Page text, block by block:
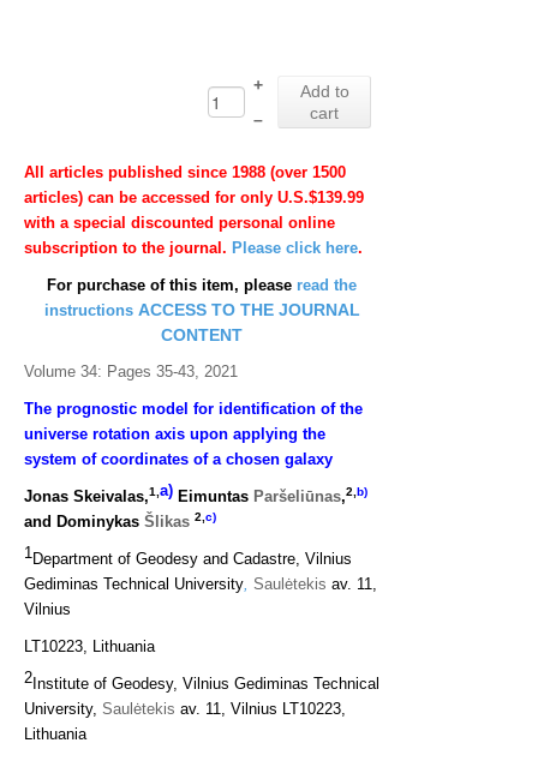
+
Add to
cart
–
All articles published since 1988 (over 1500
articles) can be accessed for only U.S.$139.99
with a special discounted personal online
subscription to the journal. Please click here.
For purchase of this item, please read the
instructions ACCESS TO THE JOURNAL
CONTENT
Volume 34: Pages 35-43, 2021
The prognostic model for identification of the
universe rotation axis upon applying the
system of coordinates of a chosen galaxy
Jonas Skeivalas,1, a) Eimuntas Paršeliūnas,2, b)
and Dominykas Šlikas 2, c)
1 Department of Geodesy and Cadastre, Vilnius
Gediminas Technical University, Saul ėtekis av. 11,
Vilnius
LT10223, Lithuania
2 Institute of Geodesy, Vilnius Gediminas Technical
University, Saul ėtekis av. 11, Vilnius LT10223,
Lithuania